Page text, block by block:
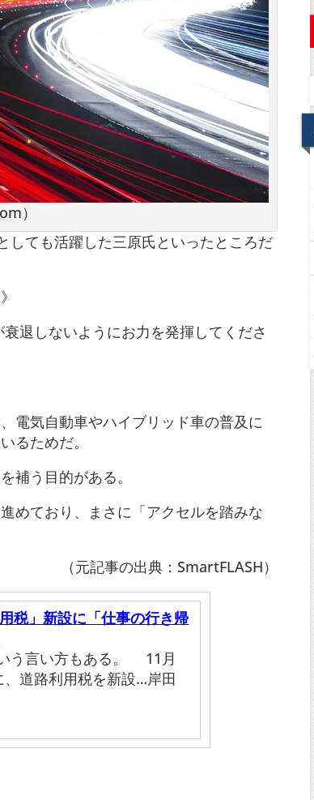
）
しても活躍した三原氏といったところだ
退しないようにお力を発揮してくださ
電気自動車やハイブリッド車の普及に
るためだ。
補う目的がある。
めており、まさに「アクセルを踏みな
（元記事の出典：SmartFLASH）
税」新設に「仕事の行き帰
う言い方もある。 11月
道路利用税を新設…岸田